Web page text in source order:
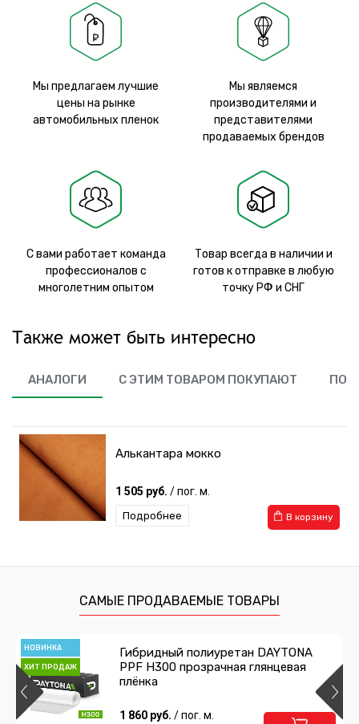
Мы предлагаем лучшие
цены на рынке
автомобильных пленок
Мы являемся
производителями и
представителями
продаваемых брендов
С вами работает команда
профессионалов с
многолетним опытом
Товар всегда в наличии и
готов к отправке в любую
точку РФ и СНГ
Также может быть интересно
АНАЛОГИ С ЭТИМ ТОВАРОМ ПОКУПАЮТ
Алькантара мокко
1 505 руб. / пог. м.
В корзину
Подробнее
САМЫЕ ПРОДАВАЕМЫЕ ТОВАРЫ
НОВИНКА
ХИТ ПРОДАЖ
Гибридный полиуретан DAYTONA
PPF H300 прозрачная глянцевая
плёнка
1 860 руб. / пог. м.